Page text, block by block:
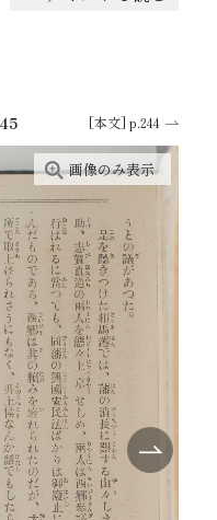
で探す
開
凡例
ついて
プ
[本文] p.244
画像のみ表示